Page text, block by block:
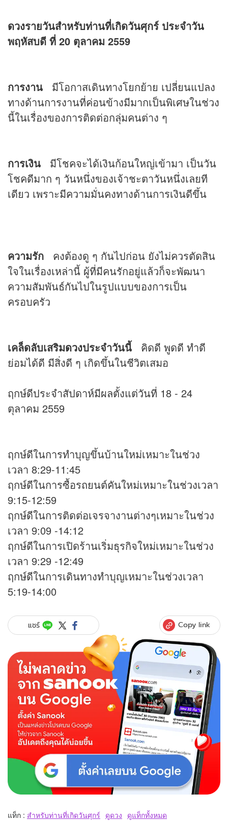
ดวงรายวันสำหรับท่านที่เกิดวันศุกร์ ประจำวัน
พฤหัสบดี ที่ 20 ตุลาคม 2559
การงาน
มีโอกาสเดินทางโยกย้าย เปลี่ยนแปลง
ทางด้านการงานที่ค่อนข้างมีมากเป็นพิเศษในช่วง
นี้ในเรื่องของการติดต่อกลุ่มคนต่าง ๆ
การเงิน
มีโชคจะได้เงินก้อนใหญ่เข้ามา เป็นวัน
โชคดีมาก ๆ วันหนึ่งของเจ้าชะตาวันหนึ่งเลยที
เดียว เพราะมีความมั่นคงทางด้านการเงินดีขึ้น
ความรัก คงต้องดู ๆ กันไปก่อน ยังไม่ควรตัดสิน
ใจในเรื่องเหล่านี้ ผู้ที่มีคนรักอยู่แล้วก็จะพัฒนา
ความสัมพันธ์กันไปในรูปแบบของการเป็น
ครอบครัว
เคล็ดลับเสริมดวงประจำวันนี้ คิดดี พูดดี ทำดี
ย่อมได้ดี มีสิ่งดี ๆ เกิดขึ้นในชีวิตเสมอ
ฤกษ์ดีประจำสัปดาห์มีผลตั้งแต่วันที่ 18 - 24
ตุลาคม 2559
ฤกษ์ดีในการทำบุญขึ้นบ้านใหม่เหมาะในช่วง
เวลา 8:29-11:45
ฤกษ์ดีในการซื้อรถยนต์คันใหม่เหมาะในช่วงเวลา
9:15-12:59
ฤกษ์ดีในการติดต่อเจรจางานต่างๆเหมาะในช่วง
เวลา 9:09 -14:12
ฤกษ์ดีในการเปิดร้านเริ่มธุรกิจใหม่เหมาะในช่วง
เวลา 9:29 -12:49
ฤกษ์ดีในการเดินทางทำบุญเหมาะในช่วงเวลา
5:19-14:00
แชร์ Copy link
แท็ก : สำหรับท่านที่เกิดวันศุกร์ ดูดวง ดูแท็กทั้งหมด